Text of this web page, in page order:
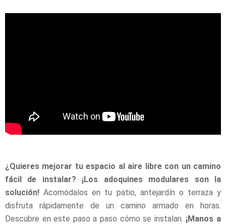
¿Quieres mejorar tu espacio al aire libre con un camino
fácil de instalar? ¡Los adoquines modulares son la
solución! Acomódalos en tu patio, antejardín o terraza y
disfruta rápidamente de un camino armado en horas.
Descubre en este paso a paso cómo se instalan. ¡Manos a